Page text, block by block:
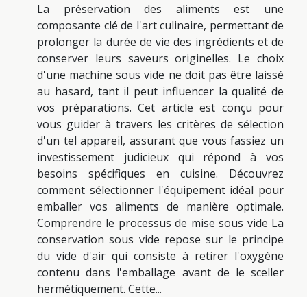
La préservation des aliments est une
composante clé de l'art culinaire, permettant de
prolonger la durée de vie des ingrédients et de
conserver leurs saveurs originelles. Le choix
d'une machine sous vide ne doit pas être laissé
au hasard, tant il peut influencer la qualité de
vos préparations. Cet article est conçu pour
vous guider à travers les critères de sélection
d'un tel appareil, assurant que vous fassiez un
investissement judicieux qui répond à vos
besoins spécifiques en cuisine. Découvrez
comment sélectionner l'équipement idéal pour
emballer vos aliments de manière optimale.
Comprendre le processus de mise sous vide La
conservation sous vide repose sur le principe
du vide d'air qui consiste à retirer l'oxygène
contenu dans l'emballage avant de le sceller
hermétiquement. Cette...